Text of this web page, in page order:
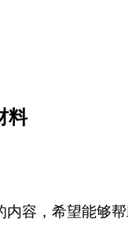
料
容，希望能够